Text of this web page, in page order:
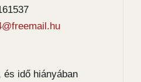
és idő hiányában